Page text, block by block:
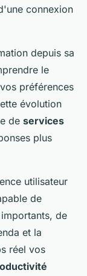
connexion
depuis sa
le
préférences
évolution
de services
plus
utilisateur
de
de
et la
réel vos